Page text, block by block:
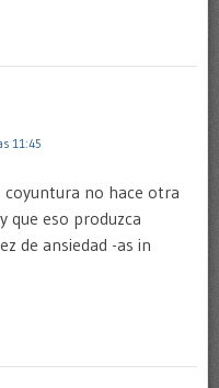
11:45
no hace otra
que eso produzca
de ansiedad -as in